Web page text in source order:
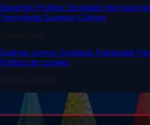
Deportes Política Sociedad
Tecnología Sucesos Cultura
Quiénes somos Contacto Publicidad
Política de cookies